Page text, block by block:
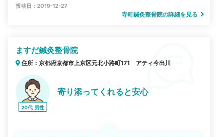
投稿日：2019-12-27
寺町鍼灸整骨院の詳細を見る
ますだ鍼灸整骨院
住所：京都府京都市上京区元北小路町171 アティ今出川
20代 男性
寄り添ってくれると安心